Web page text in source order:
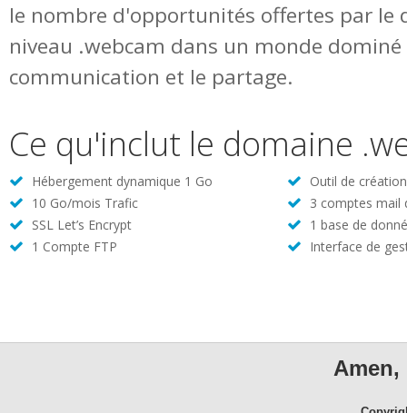
le nombre d'opportunités offertes par le
niveau .webcam dans un monde
communication et le partage.
Ce qu'inclut le domaine
Hébergement dynamique 1 Go
Outil de
10 Go/mois Trafic
3 comptes mail
SSL Let’s Encrypt
1 base de
1 Compte FTP
Interface de